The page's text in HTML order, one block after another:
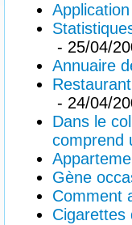
- 25/04/
Annuaire
- 24/04/
Dans le
comprend
Gène
Comment
Cigarettes